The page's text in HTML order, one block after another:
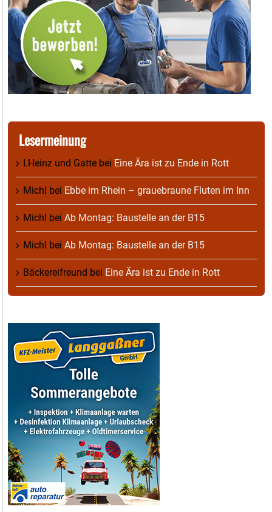
Lesermeinung
I.Heinz und Gatte bei Eine Ära ist zu Ende in Rott
Michl bei Ebbe im Rhein – grauebraune Fluten im Inn
Michl bei Ab Montag: Baustelle an der B15
Michl bei Ab Montag: Baustelle an der B15
Bäckereifreund bei Eine Ära ist zu Ende in Rott